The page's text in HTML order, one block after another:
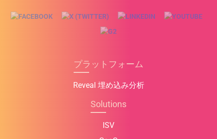
プラットフォーム
Reveal 埋め込み分析
Solutions
ISV